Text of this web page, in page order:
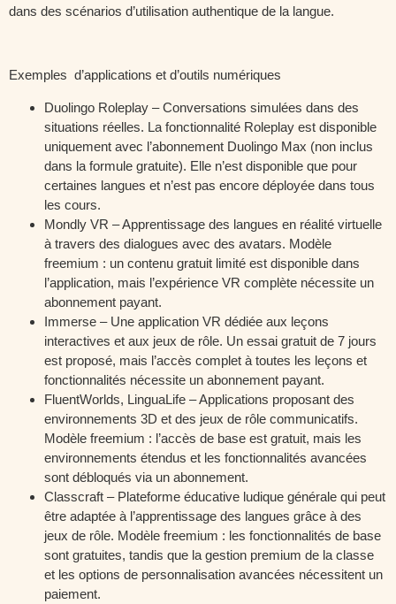
dans des scénarios d’utilisation authentique de la langue.
Exemples d’applications et d’outils numériques
Duolingo Roleplay – Conversations simulées dans des
situations réelles. La fonctionnalité Roleplay est disponible
uniquement avec l’abonnement Duolingo Max (non inclus
dans la formule gratuite). Elle n’est disponible que pour
certaines langues et n’est pas encore déployée dans tous
les cours.
Mondly VR – Apprentissage des langues en réalité virtuelle
à travers des dialogues avec des avatars. Modèle
freemium : un contenu gratuit limité est disponible dans
l’application, mais l’expérience VR complète nécessite un
abonnement payant.
Immerse – Une application VR dédiée aux leçons
interactives et aux jeux de rôle. Un essai gratuit de 7 jours
est proposé, mais l’accès complet à toutes les leçons et
fonctionnalités nécessite un abonnement payant.
FluentWorlds, LinguaLife – Applications proposant des
environnements 3D et des jeux de rôle communicatifs.
Modèle freemium : l’accès de base est gratuit, mais les
environnements étendus et les fonctionnalités avancées
sont débloqués via un abonnement.
Classcraft – Plateforme éducative ludique générale qui peut
être adaptée à l’apprentissage des langues grâce à des
jeux de rôle. Modèle freemium : les fonctionnalités de base
sont gratuites, tandis que la gestion premium de la classe
et les options de personnalisation avancées nécessitent un
paiement.